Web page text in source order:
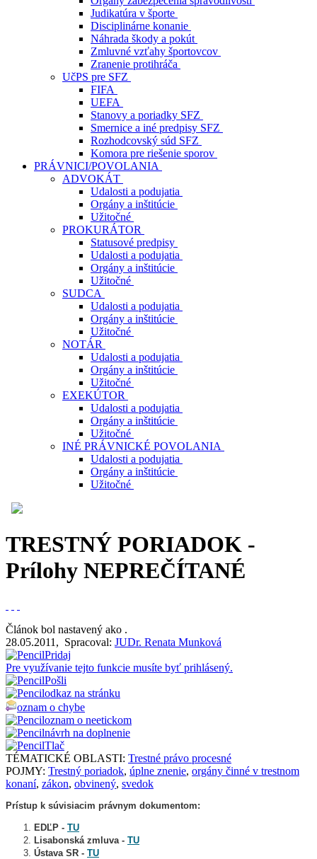
Judikatúra v športe
Disciplinárne konanie
Náhrada škody a pokút
Zmluvné vzťahy športovcov
Zranenie protihráča
UčPS pre SFZ
FIFA
UEFA
Stanovy a poriadky SFZ
Smernice a iné predpisy SFZ
Rozhodcovský súd SFZ
Komora pre riešenie sporov
PRÁVNICI/POVOLANIA
ADVOKÁT
Udalosti a podujatia
Orgány a inštitúcie
Užitočné
PROKURÁTOR
Statusové predpisy
Udalosti a podujatia
Orgány a inštitúcie
Užitočné
SUDCA
Udalosti a podujatia
Orgány a inštitúcie
Užitočné
NOTÁR
Udalosti a podujatia
Orgány a inštitúcie
Užitočné
EXEKÚTOR
Udalosti a podujatia
Orgány a inštitúcie
Užitočné
INÉ PRÁVNICKÉ POVOLANIA
Udalosti a podujatia
Orgány a inštitúcie
Užitočné
TRESTNÝ PORIADOK -
Prílohy NEPREČÍTANÉ
Článok bol nastavený ako .
28.05.2011 , Spracoval: JUDr. Renata Munková
Pridaj
Pre využívanie tejto funkcie musíte byť prihlásený.
Pošli
odkaz na stránku
oznam o chybe
oznam o neetickom
návrh na doplnenie
Tlač
TÉMATICKÉ OBLASTI: Trestné právo procesné
POJMY: Trestný poriadok, úplne znenie, orgány činné v trestnom
konaní, zákon, obvinený, svedok
Prístup k súvisiacim právnym dokumentom:
EDĽP - TU
Lisabonská zmluva - TU
Ústava SR - TU